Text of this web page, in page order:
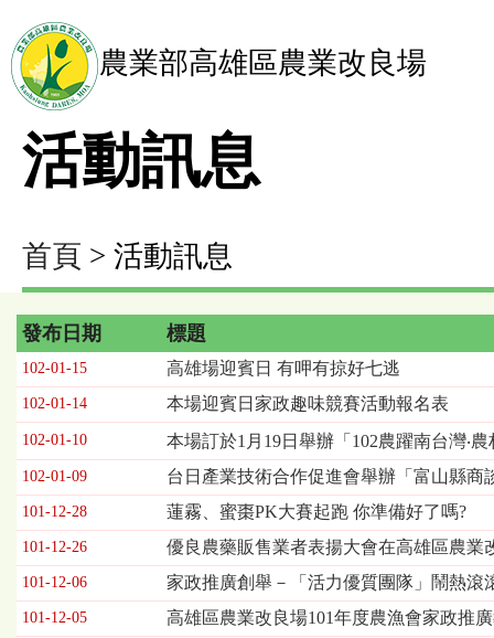
農業部高雄區農業改良場
活動訊息
首頁 > 活動訊息
活
動
訊
息
表，
欄
依
序
為：
發
發布日期 標題
102-01-15 高雄場迎賓日 有呷有掠好七逃
102-01-14 本場迎賓日家政趣味競賽活動報名表
102-01-10 本場訂於1月19日舉辦「102農躍南台灣‧
102-01-09 台日產業技術合作促進會舉辦「富山縣商
101-12-28 蓮霧、蜜棗PK大賽起跑 你準備好了嗎?
101-12-26 優良農藥販售業者表揚大會在高雄區農業
101-12-06 家政推廣創舉－「活力優質團隊」鬧熱滾
101-12-05 高雄區農業改良場101年度農漁會家政推